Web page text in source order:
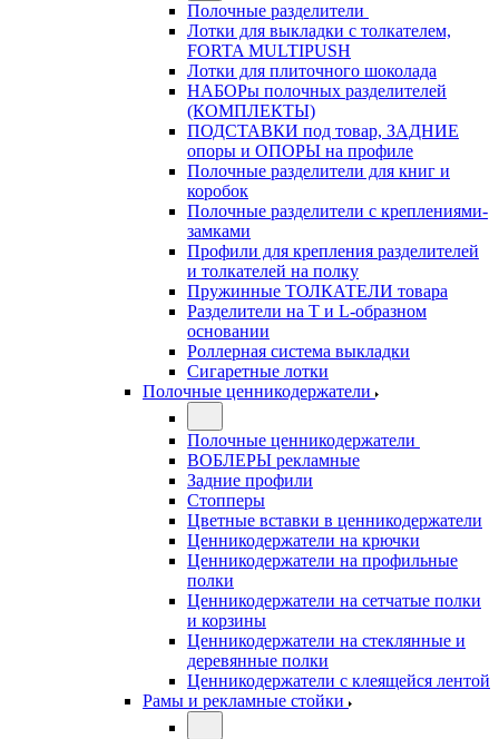
Полочные разделители
Лотки для выкладки с толкателем,
FORTA MULTIPUSH
Лотки для плиточного шоколада
НАБОРы полочных разделителей
(КОМПЛЕКТЫ)
ПОДСТАВКИ под товар, ЗАДНИЕ
опоры и ОПОРЫ на профиле
Полочные разделители для книг и
коробок
Полочные разделители с креплениями-
замками
Профили для крепления разделителей
и толкателей на полку
Пружинные ТОЛКАТЕЛИ товара
Разделители на Т и L-образном
основании
Роллерная система выкладки
Сигаретные лотки
Полочные ценникодержатели
Полочные ценникодержатели
ВОБЛЕРЫ рекламные
Задние профили
Стопперы
Цветные вставки в ценникодержатели
Ценникодержатели на крючки
Ценникодержатели на профильные
полки
Ценникодержатели на сетчатые полки
и корзины
Ценникодержатели на стеклянные и
деревянные полки
Ценникодержатели с клеящейся лентой
Рамы и рекламные стойки